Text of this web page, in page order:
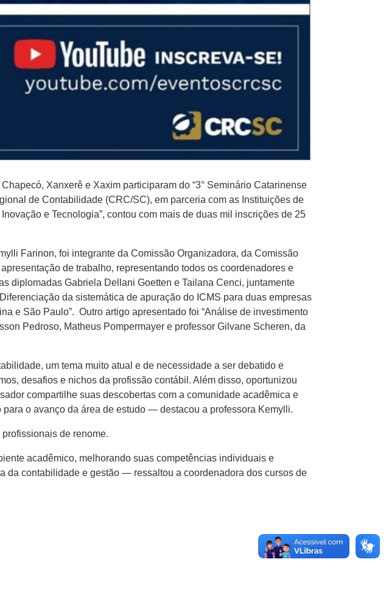
Xanxerê e Xaxim participaram do “3° Seminário Catarinense
de Contabilidade (CRC/SC), em parceria com as Instituições de
e Tecnologia”, contou com mais de duas mil inscrições de 25
Farinon, foi integrante da Comissão Organizadora, da Comissão
de trabalho, representando todos os coordenadores e
diplomadas Gabriela Dellani Goetten e Tailana Cenci, juntamente
da sistemática de apuração do ICMS para duas empresas
e São Paulo”. Outro artigo apresentado foi “Análise de investimento
Pedroso, Matheus Pompermayer e professor Gilvane Scheren, da
um tema muito atual e de necessidade a ser debatido e
desafios e nichos da profissão contábil. Além disso, oportunizou
compartilhe suas descobertas com a comunidade acadêmica e
o avanço da área de estudo — destacou a professora Kemylli.
de renome.
acadêmico, melhorando suas competências individuais e
da contabilidade e gestão — ressaltou a coordenadora dos cursos de